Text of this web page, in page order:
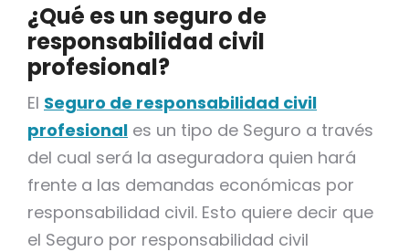
¿Qué es un seguro de
responsabilidad civil
profesional?
El Seguro de responsabilidad civil
profesional es un tipo de Seguro a través
del cual será la aseguradora quien hará
frente a las demandas económicas por
responsabilidad civil. Esto quiere decir que
el Seguro por responsabilidad civil